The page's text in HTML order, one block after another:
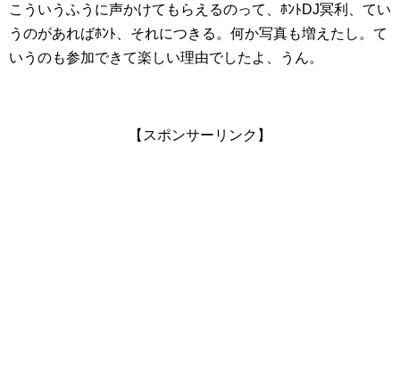
こういうふうに声かけてもらえるのって、ﾎﾝﾄDJ冥利、てい
うのがあればﾎﾝﾄ、それにつきる。何か写真も増えたし。て
いうのも参加できて楽しい理由でしたよ、うん。
【スポンサーリンク】